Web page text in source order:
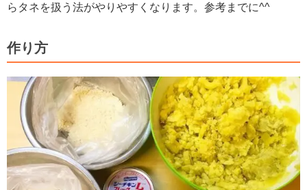
らタネを扱う法がやりやすくなります。参考までに^^
作り方